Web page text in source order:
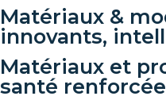
Matériaux &
innovants,
Matériaux et
santé renforcée